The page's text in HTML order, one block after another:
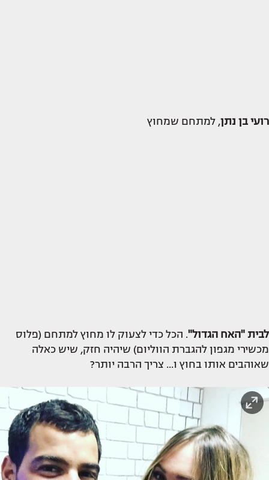
רועי בן נתן, למתחם שמחוץ
לבית "האח הגדול". הכל כדי לצעוק לו מחוץ למתחם (פלוס
מכשירי מגפון להגברת הווליום) שיהיה חזק, שיש כאלה
שאוהבים אותו בחוץ ו... צריך הרבה יותר?